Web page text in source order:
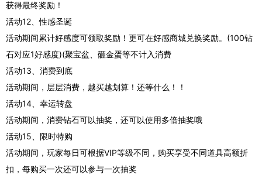
获得最终奖励！
活动12、性感圣诞
活动期间累计好感度可领取奖励！更可在好感商城兑换奖励。(100钻
石对应1好感度)(聚宝盆、砸金蛋等不计入消费
活动13、消费到底
活动期间，层层消费，越买越划算！还等什么！！
活动14、幸运转盘
活动期间，消费钻石可以抽奖，还可以使用多倍抽奖哦
活动15、限时特购
活动期间，玩家每日可根据VIP等级不同，购买享受不同道具高额折
扣，每购买一次还可以参与一次抽奖